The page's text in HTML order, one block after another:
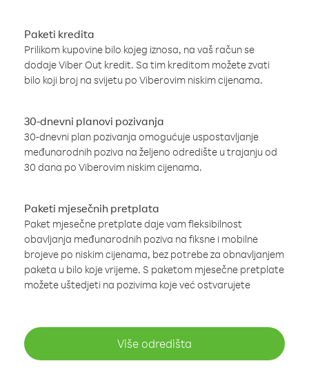
Paketi kredita
Prilikom kupovine bilo kojeg iznosa, na vaš račun se
dodaje Viber Out kredit. Sa tim kreditom možete zvati
bilo koji broj na svijetu po Viberovim niskim cijenama.
30-dnevni planovi pozivanja
30-dnevni plan pozivanja omogućuje uspostavljanje
međunarodnih poziva na željeno odredište u trajanju od
30 dana po Viberovim niskim cijenama.
Paketi mjesečnih pretplata
Paket mjesečne pretplate daje vam fleksibilnost
obavljanja međunarodnih poziva na fiksne i mobilne
brojeve po niskim cijenama, bez potrebe za obnavljanjem
paketa u bilo koje vrijeme. S paketom mjesečne pretplate
možete uštedjeti na pozivima koje već ostvarujete
Više odredišta